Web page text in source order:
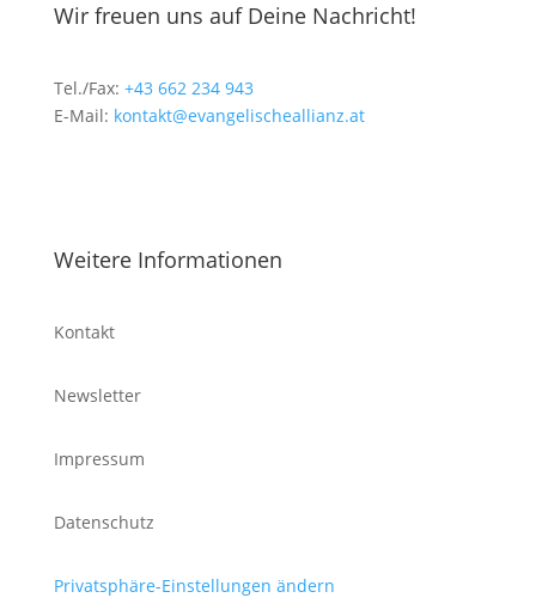
Wir freuen uns auf Deine Nachricht!
Tel./Fax: +43 662 234 943
E-Mail: kontakt@evangelischeallianz.at
Weitere Informationen
Kontakt
Newsletter
Impressum
Datenschutz
Privatsphäre-Einstellungen ändern